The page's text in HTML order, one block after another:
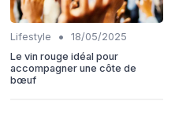
Lifestyle •
18/05/2025
Le vin rouge idéal pour
accompagner une côte de
bœuf